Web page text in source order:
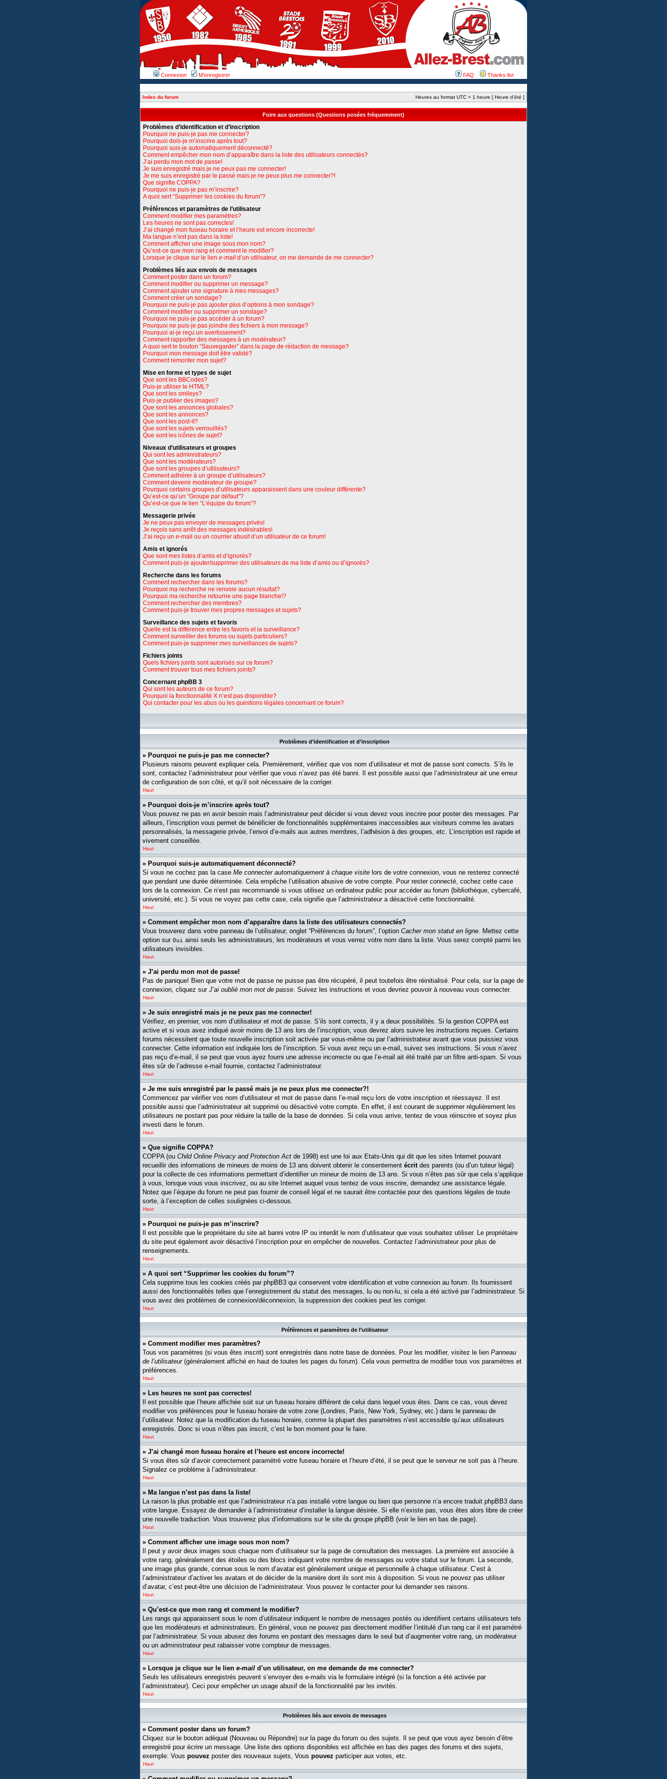
Connexion M’enregistrer FAQ Thanks list
Index du forum Heures au format UTC + 1 heure [ Heure d’été ]
Foire aux questions (Questions posées fréquemment)
Problèmes d’identification et d’inscription
Pourquoi ne puis-je pas me connecter?
Pourquoi dois-je m’inscrire après tout?
Pourquoi suis-je automatiquement déconnecté?
Comment empêcher mon nom d’apparaître dans la liste des utilisateurs connectés?
J’ai perdu mon mot de passe!
Je suis enregistré mais je ne peux pas me connecter!
Je me suis enregistré par le passé mais je ne peux plus me connecter?!
Que signifie COPPA?
Pourquoi ne puis-je pas m’inscrire?
A quoi sert “Supprimer les cookies du forum”?
Préférences et paramètres de l’utilisateur
Comment modifier mes paramètres?
Les heures ne sont pas correctes!
J’ai changé mon fuseau horaire et l’heure est encore incorrecte!
Ma langue n’est pas dans la liste!
Comment afficher une image sous mon nom?
Qu’est-ce que mon rang et comment le modifier?
Lorsque je clique sur le lien e-mail d’un utilisateur, on me demande de me connecter?
Problèmes liés aux envois de messages
Comment poster dans un forum?
Comment modifier ou supprimer un message?
Comment ajouter une signature à mes messages?
Comment créer un sondage?
Pourquoi ne puis-je pas ajouter plus d’options à mon sondage?
Comment modifier ou supprimer un sondage?
Pourquoi ne puis-je pas accéder à un forum?
Pourquoi ne puis-je pas joindre des fichiers à mon message?
Pourquoi ai-je reçu un avertissement?
Comment rapporter des messages à un modérateur?
A quoi sert le bouton “Sauvegarder” dans la page de rédaction de message?
Pourquoi mon message doit être validé?
Comment remonter mon sujet?
Mise en forme et types de sujet
Que sont les BBCodes?
Puis-je utiliser le HTML?
Que sont les smileys?
Puis-je publier des images?
Que sont les annonces globales?
Que sont les annonces?
Que sont les post-it?
Que sont les sujets verrouillés?
Que sont les icônes de sujet?
Niveaux d’utilisateurs et groupes
Qui sont les administrateurs?
Que sont les modérateurs?
Que sont les groupes d’utilisateurs?
Comment adhérer à un groupe d’utilisateurs?
Comment devenir modérateur de groupe?
Pourquoi certains groupes d’utilisateurs apparaissent dans une couleur différente?
Qu’est-ce qu’un “Groupe par défaut”?
Qu’est-ce que le lien “L’équipe du forum”?
Messagerie privée
Je ne peux pas envoyer de messages privés!
Je reçois sans arrêt des messages indésirables!
J’ai reçu un e-mail ou un courrier abusif d’un utilisateur de ce forum!
Amis et ignorés
Que sont mes listes d’amis et d’ignorés?
Comment puis-je ajouter/supprimer des utilisateurs de ma liste d’amis ou d’ignorés?
Recherche dans les forums
Comment rechercher dans les forums?
Pourquoi ma recherche ne renvoie aucun résultat?
Pourquoi ma recherche retourne une page blanche!?
Comment rechercher des membres?
Comment puis-je trouver mes propres messages et sujets?
Surveillance des sujets et favoris
Quelle est la différence entre les favoris et la surveillance?
Comment surveiller des forums ou sujets particuliers?
Comment puis-je supprimer mes surveillances de sujets?
Fichiers joints
Quels fichiers joints sont autorisés sur ce forum?
Comment trouver tous mes fichiers joints?
Concernant phpBB 3
Qui sont les auteurs de ce forum?
Pourquoi la fonctionnalité X n’est pas disponible?
Qui contacter pour les abus ou les questions légales concernant ce forum?
Problèmes d’identification et d’inscription
» Pourquoi ne puis-je pas me connecter?
Plusieurs raisons peuvent expliquer cela. Premièrement, vérifiez que vos nom d’utilisateur et mot de passe sont corrects. S’ils le
sont, contactez l’administrateur pour vérifier que vous n’avez pas été banni. Il est possible aussi que l’administrateur ait une erreur
de configuration de son côté, et qu’il soit nécessaire de la corriger.
Haut
» Pourquoi dois-je m’inscrire après tout?
Vous pouvez ne pas en avoir besoin mais l’administrateur peut décider si vous devez vous inscrire pour poster des messages. Par
ailleurs, l’inscription vous permet de bénéficier de fonctionnalités supplémentaires inaccessibles aux visiteurs comme les avatars
personnalisés, la messagerie privée, l’envoi d’e-mails aux autres membres, l’adhésion à des groupes, etc. L’inscription est rapide et
vivement conseillée.
Haut
» Pourquoi suis-je automatiquement déconnecté?
Si vous ne cochez pas la case Me connecter automatiquement à chaque visite lors de votre connexion, vous ne resterez connecté
que pendant une durée déterminée. Cela empêche l’utilisation abusive de votre compte. Pour rester connecté, cochez cette case
lors de la connexion. Ce n’est pas recommandé si vous utilisez un ordinateur public pour accéder au forum (bibliothèque, cybercafé,
université, etc.). Si vous ne voyez pas cette case, cela signifie que l’administrateur a désactivé cette fonctionnalité.
Haut
» Comment empêcher mon nom d’apparaître dans la liste des utilisateurs connectés?
Vous trouverez dans votre panneau de l’utilisateur, onglet “Préférences du forum”, l’option Cacher mon statut en ligne. Mettez cette
option sur Oui ainsi seuls les administrateurs, les modérateurs et vous verrez votre nom dans la liste. Vous serez compté parmi les
utilisateurs invisibles.
Haut
» J’ai perdu mon mot de passe!
Pas de panique! Bien que votre mot de passe ne puisse pas être récupéré, il peut toutefois être réinitialisé. Pour cela, sur la page de
connexion, cliquez sur J’ai oublié mon mot de passe. Suivez les instructions et vous devriez pouvoir à nouveau vous connecter.
Haut
» Je suis enregistré mais je ne peux pas me connecter!
Vérifiez, en premier, vos nom d’utilisateur et mot de passe. S’ils sont corrects, il y a deux possibilités. Si la gestion COPPA est
active et si vous avez indiqué avoir moins de 13 ans lors de l’inscription, vous devrez alors suivre les instructions reçues. Certains
forums nécessitent que toute nouvelle inscription soit activée par vous-même ou par l’administrateur avant que vous puissiez vous
connecter. Cette information est indiquée lors de l’inscription. Si vous avez reçu un e-mail, suivez ses instructions. Si vous n’avez
pas reçu d’e-mail, il se peut que vous ayez fourni une adresse incorrecte ou que l’e-mail ait été traité par un filtre anti-spam. Si vous
êtes sûr de l’adresse e-mail fournie, contactez l’administrateur.
Haut
» Je me suis enregistré par le passé mais je ne peux plus me connecter?!
Commencez par vérifier vos nom d’utilisateur et mot de passe dans l’e-mail reçu lors de votre inscription et réessayez. Il est
possible aussi que l’administrateur ait supprimé ou désactivé votre compte. En effet, il est courant de supprimer régulièrement les
utilisateurs ne postant pas pour réduire la taille de la base de données. Si cela vous arrive, tentez de vous réinscrire et soyez plus
investi dans le forum.
Haut
» Que signifie COPPA?
COPPA (ou Child Online Privacy and Protection Act de 1998) est une loi aux Etats-Unis qui dit que les sites Internet pouvant
recueillir des informations de mineurs de moins de 13 ans doivent obtenir le consentement écritdes parents (ou d’un tuteur légal)
pour la collecte de ces informations permettant d’identifier un mineur de moins de 13 ans. Si vous n’êtes pas sûr que cela s’applique
à vous, lorsque vous vous inscrivez, ou au site Internet auquel vous tentez de vous inscrire, demandez une assistance légale.
Notez que l’équipe du forum ne peut pas fournir de conseil légal et ne saurait être contactée pour des questions légales de toute
sorte, à l’exception de celles soulignées ci-dessous.
Haut
» Pourquoi ne puis-je pas m’inscrire?
Il est possible que le propriétaire du site ait banni votre IP ou interdit le nom d’utilisateur que vous souhaitez utiliser. Le propriétaire
du site peut également avoir désactivé l’inscription pour en empêcher de nouvelles. Contactez l’administrateur pour plus de
renseignements.
Haut
» A quoi sert “Supprimer les cookies du forum”?
Cela supprime tous les cookies créés par phpBB3 qui conservent votre identification et votre connexion au forum. Ils fournissent
aussi des fonctionnalités telles que l’enregistrement du statut des messages, lu ou non-lu, si cela a été activé par l’administrateur. Si
vous avez des problèmes de connexion/déconnexion, la suppression des cookies peut les corriger.
Haut
Préférences et paramètres de l’utilisateur
» Comment modifier mes paramètres?
Tous vos paramètres (si vous êtes inscrit) sont enregistrés dans notre base de données. Pour les modifier, visitez le lien Panneau
de l’utilisateur(généralement affiché en haut de toutes les pages du forum). Cela vous permettra de modifier tous vos paramètres et
préférences.
Haut
» Les heures ne sont pas correctes!
Il est possible que l’heure affichée soit sur un fuseau horaire différent de celui dans lequel vous êtes. Dans ce cas, vous devez
modifier vos préférences pour le fuseau horaire de votre zone (Londres, Paris, New York, Sydney, etc.) dans le panneau de
l’utilisateur. Notez que la modification du fuseau horaire, comme la plupart des paramètres n’est accessible qu’aux utilisateurs
enregistrés. Donc si vous n’êtes pas inscrit, c’est le bon moment pour le faire.
Haut
» J’ai changé mon fuseau horaire et l’heure est encore incorrecte!
Si vous êtes sûr d’avoir correctement paramétré votre fuseau horaire et l’heure d’été, il se peut que le serveur ne soit pas à l’heure.
Signalez ce problème à l’administrateur.
Haut
» Ma langue n’est pas dans la liste!
La raison la plus probable est que l’administrateur n’a pas installé votre langue ou bien que personne n’a encore traduit phpBB3 dans
votre langue. Essayez de demander à l’administrateur d’installer la langue désirée. Si elle n’existe pas, vous êtes alors libre de créer
une nouvelle traduction. Vous trouverez plus d’informations sur le site du groupe phpBB (voir le lien en bas de page).
Haut
» Comment afficher une image sous mon nom?
Il peut y avoir deux images sous chaque nom d’utilisateur sur la page de consultation des messages. La première est associée à
votre rang, généralement des étoiles ou des blocs indiquant votre nombre de messages ou votre statut sur le forum. La seconde,
une image plus grande, connue sous le nom d’avatar est généralement unique et personnelle à chaque utilisateur. C’est à
l’administrateur d’activer les avatars et de décider de la manière dont ils sont mis à disposition. Si vous ne pouvez pas utiliser
d’avatar, c’est peut-être une décision de l’administrateur. Vous pouvez le contacter pour lui demander ses raisons.
Haut
» Qu’est-ce que mon rang et comment le modifier?
Les rangs qui apparaissent sous le nom d’utilisateur indiquent le nombre de messages postés ou identifient certains utilisateurs tels
que les modérateurs et administrateurs. En général, vous ne pouvez pas directement modifier l’intitulé d’un rang car il est paramétré
par l’administrateur. Si vous abusez des forums en postant des messages dans le seul but d’augmenter votre rang, un modérateur
ou un administrateur peut rabaisser votre compteur de messages.
Haut
» Lorsque je clique sur le lien e-mail d’un utilisateur, on me demande de me connecter?
Seuls les utilisateurs enregistrés peuvent s’envoyer des e-mails via le formulaire intégré (si la fonction a été activée par
l’administrateur). Ceci pour empêcher un usage abusif de la fonctionnalité par les invités.
Haut
Problèmes liés aux envois de messages
» Comment poster dans un forum?
Cliquez sur le bouton adéquat (Nouveau ou Répondre) sur la page du forum ou des sujets. Il se peut que vous ayez besoin d’être
enregistré pour écrire un message. Une liste des options disponibles est affichée en bas des pages des forums et des sujets,
exemple: Vous pouvez poster des nouveaux sujets, Vous pouvez participer aux votes, etc.
Haut